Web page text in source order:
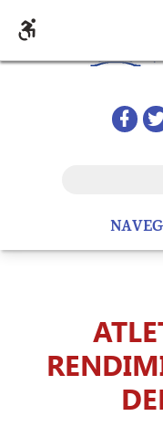
Redes